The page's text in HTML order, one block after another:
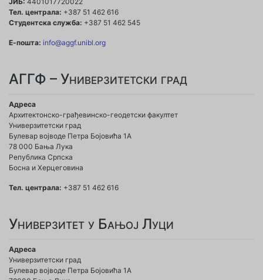
Тел. централа: +387 51 462 616
Студентска служба: +387 51 462 545
Е-пошта: info@aggf.unibl.org
АГГФ – Универзитетски град
Адреса
Архитектонско-грађевинско-геодетски факултет
Универзитетски град
Булевар војводе Петра Бојовића 1A
78 000 Бања Лука
Република Српска
Босна и Херцеговина
Тел. централа: +387 51 462 616
Универзитет у Бањој Луци
Адреса
Универзитетски град
Булевар војводе Петра Бојовића 1А